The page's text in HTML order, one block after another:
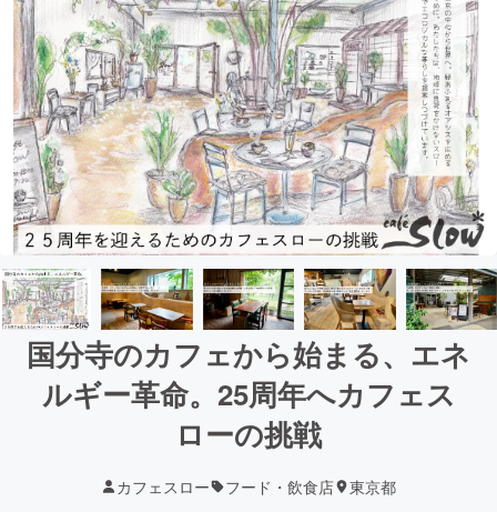
国分寺のカフェから始まる、エネ
ルギー革命。25周年へカフェス
ローの挑戦
カフェスロー フード・飲食店 東京都